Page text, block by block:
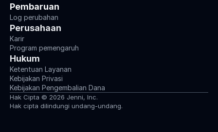
Pembaruan
Log perubahan
Perusahaan
Karir
Program pemengaruh
Hukum
Ketentuan Layanan
Kebijakan Privasi
Kebijakan Pengembalian Dana
Hak Cipta © 2026 Jenni, Inc.
Hak cipta dilindungi undang-undang.